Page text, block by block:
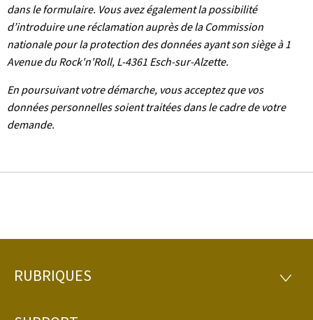
dans le formulaire. Vous avez également la possibilité
d’introduire une réclamation auprès de la Commission
nationale pour la protection des données ayant son siège à 1
Avenue du Rock'n'Roll, L-4361 Esch-sur-Alzette.
En poursuivant votre démarche, vous acceptez que vos
données personnelles soient traitées dans le cadre de votre
demande.
Pied
RUBRIQUES